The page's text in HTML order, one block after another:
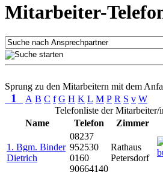
Mitarbeiter-
Sprung zu den Mitarbeitern mit dem
1 A B C f G H K L M P R S v W
Telefonliste der Mitarbeiter/
Name
Telefon Zimmer
1. Bgm. Binder
Dietrich
08237
952530
0160
90664140
Rathaus
Petersdorf